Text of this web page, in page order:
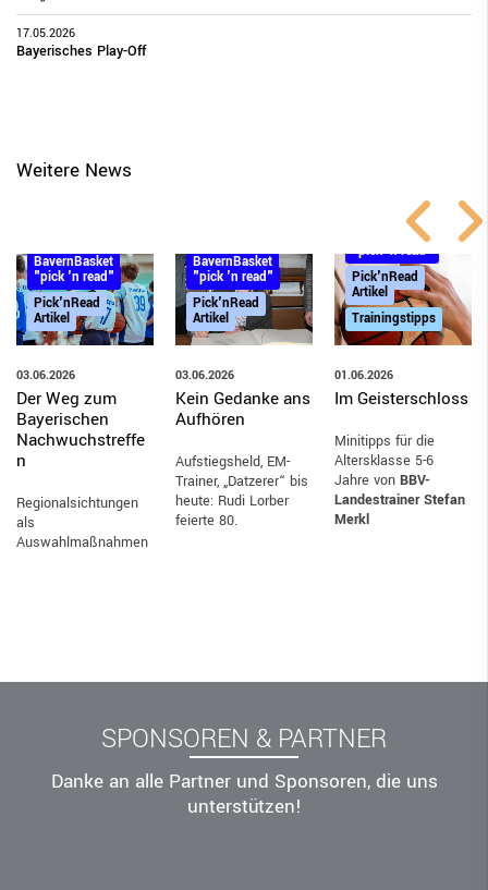
17.05.2026
Bayerisches Play-Off
Weitere News
BayernBasket
"pick 'n read"
Pick'nRead
Artikel
03.06.2026
Der Weg zum
Bayerischen
Nachwuchstreffe
n
Regionalsichtungen
als
Auswahlmaßnahmen
BayernBasket
"pick 'n read"
Pick'nRead
Artikel
03.06.2026
Kein Gedanke ans
Aufhören
Aufstiegsheld, EM-
Trainer, „Datzerer“ bis
heute: Rudi Lorber
feierte 80.
BayernBasket
"pick 'n read"
Pick'nRead
Artikel
Trainingstipps
01.06.2026
Im Geisterschloss
Minitipps für die
Altersklasse 5-6
Jahre von BBV-
Landestrainer Stefan
Merkl
SPONSOREN & PARTNER
Danke an alle Partner und Sponsoren, die uns
unterstützen!